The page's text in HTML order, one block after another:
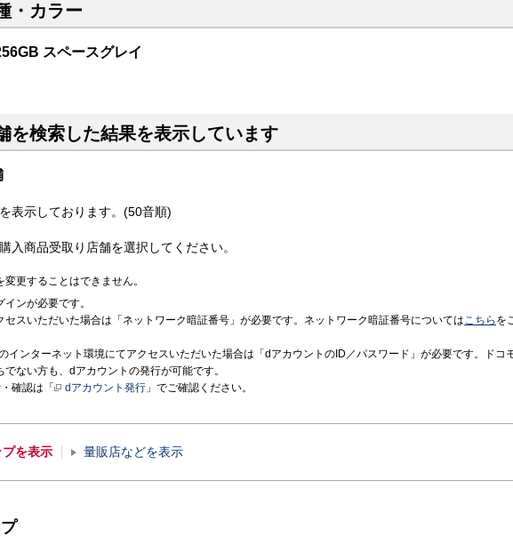
・カラー
スペースグレイ
を検索した結果を表示しています
表示しております。(50音順)
入商品受取り店舗を選択してください。
更することはできません。
ンが必要です。
セスいただいた場合は「ネットワーク暗証番号」が必要です。ネットワーク暗証番号についてはこちら を
インターネット環境にてアクセスいただいた場合は「dアカウントのID／パスワード」が必要です。ドコ
ない方も、dアカウントの発行が可能です。
確認は「
dアカウント発行 」でご確認ください。
プを表示 量販店などを表示